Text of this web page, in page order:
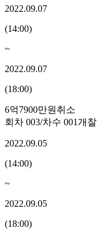
2022.09.07
(14:00)
~
2022.09.07
(18:00)
6억7900만원 취소
회차 003/차수 001개찰
2022.09.05
(14:00)
~
2022.09.05
(18:00)